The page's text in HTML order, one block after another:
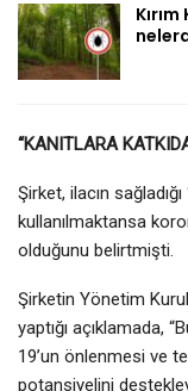
“KANITLARA
Şirket, ilacın
kullanılmaktansa
olduğunu belirtmişti.
Şirketin Yönetim
yaptığı açıklamada,
19’un önlenmesi ve
potansiyelini